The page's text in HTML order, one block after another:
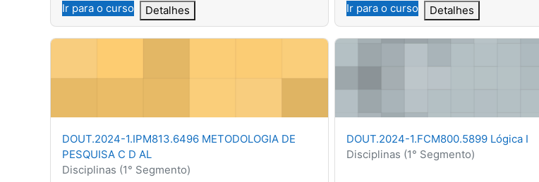
Ir para o curso Detalhes Ir para o curso Detalhes
DOUT.2024-1.IPM813.6496 METODOLOGIA DE PESQUISA C D AL
Nome do curso
DOUT.2024-1.IPM813.6496 METODOLOGIA DE
PESQUISA C D AL
Categoria do curso
Disciplinas (1° Segmento)
DOUT.2024-1.FCM800.5899 Lógica I
Nome do curso
DOUT.2024-1.FCM800.5899 Lógica I
Categoria do curso
Disciplinas (1° Segmento)